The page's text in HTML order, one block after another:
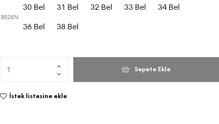
BEDEN
30 Bel 31 Bel 32 Bel 33 Bel
34 Bel
36 Bel
38 Bel
Sepete Ekle
İstek listesine ekle